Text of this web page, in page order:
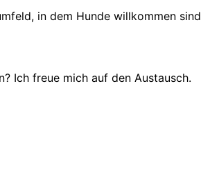
in dem Hunde willkommen sind
Ich freue mich auf den Austausch.